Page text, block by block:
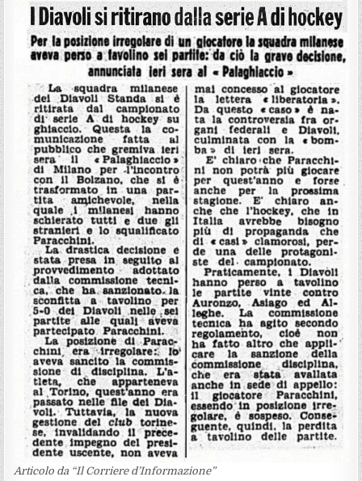
Articolo da “Il Corriere d’Informazione”